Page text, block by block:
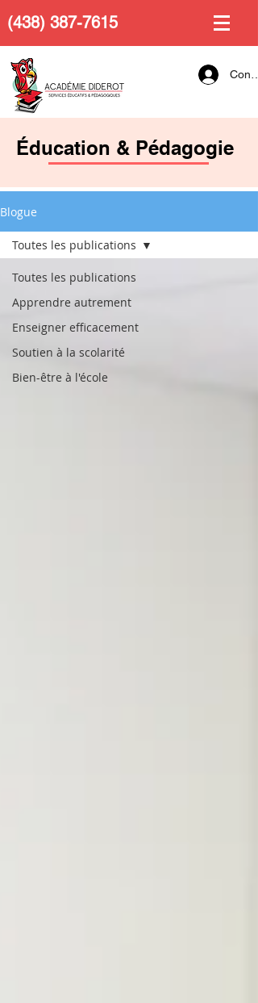
(438) 387-7615
Éducation & Pédagogie
Blogue
Toutes les publications
Apprendre autrement
Enseigner efficacement
Soutien à la scolarité
Bien-être à l'école
Toutes les publications